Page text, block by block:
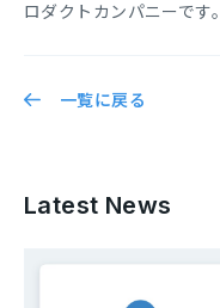
ロダクトカンパニーです。
一覧に戻る
Latest News